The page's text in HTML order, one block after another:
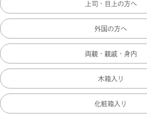
上司・目上の方へ
外国の方へ
両親・親戚・身内
木箱入り
化粧箱入り